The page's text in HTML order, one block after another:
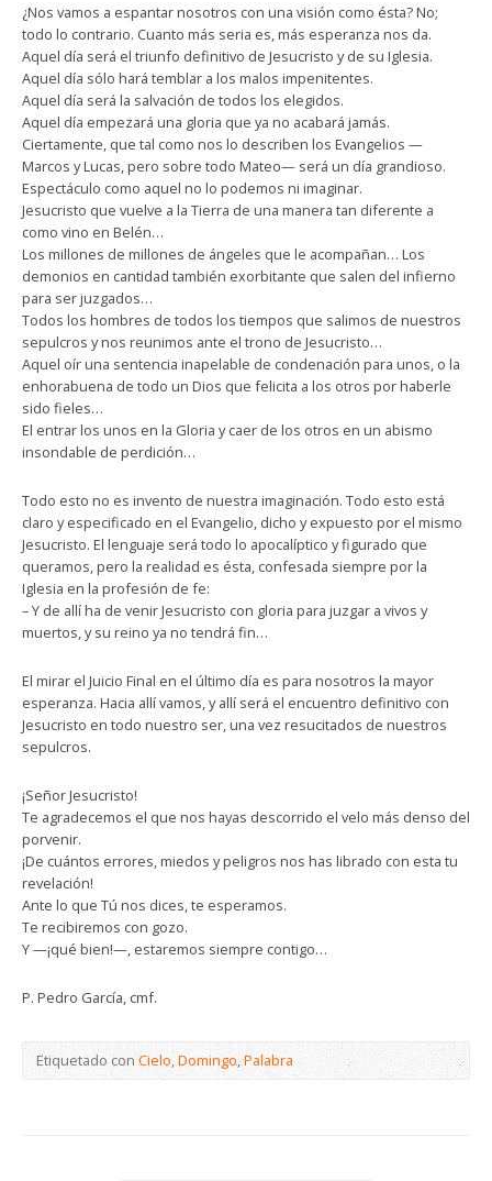
¿Nos vamos a espantar nosotros con una visión como ésta? No;
todo lo contrario. Cuanto más seria es, más esperanza nos da.
Aquel día será el triunfo definitivo de Jesucristo y de su Iglesia.
Aquel día sólo hará temblar a los malos impenitentes.
Aquel día será la salvación de todos los elegidos.
Aquel día empezará una gloria que ya no acabará jamás.
Ciertamente, que tal como nos lo describen los Evangelios —
Marcos y Lucas, pero sobre todo Mateo— será un día grandioso.
Espectáculo como aquel no lo podemos ni imaginar.
Jesucristo que vuelve a la Tierra de una manera tan diferente a
como vino en Belén…
Los millones de millones de ángeles que le acompañan… Los
demonios en cantidad también exorbitante que salen del infierno
para ser juzgados…
Todos los hombres de todos los tiempos que salimos de nuestros
sepulcros y nos reunimos ante el trono de Jesucristo…
Aquel oír una sentencia inapelable de condenación para unos, o la
enhorabuena de todo un Dios que felicita a los otros por haberle
sido fieles…
El entrar los unos en la Gloria y caer de los otros en un abismo
insondable de perdición…
Todo esto no es invento de nuestra imaginación. Todo esto está
claro y especificado en el Evangelio, dicho y expuesto por el mismo
Jesucristo. El lenguaje será todo lo apocalíptico y figurado que
queramos, pero la realidad es ésta, confesada siempre por la
Iglesia en la profesión de fe:
– Y de allí ha de venir Jesucristo con gloria para juzgar a vivos y
muertos, y su reino ya no tendrá fin…
El mirar el Juicio Final en el último día es para nosotros la mayor
esperanza. Hacia allí vamos, y allí será el encuentro definitivo con
Jesucristo en todo nuestro ser, una vez resucitados de nuestros
sepulcros.
¡Señor Jesucristo!
Te agradecemos el que nos hayas descorrido el velo más denso del
porvenir.
¡De cuántos errores, miedos y peligros nos has librado con esta tu
revelación!
Ante lo que Tú nos dices, te esperamos.
Te recibiremos con gozo.
Y —¡qué bien!—, estaremos siempre contigo…
P. Pedro García, cmf.
Etiquetado conCielo,Domingo,Palabra